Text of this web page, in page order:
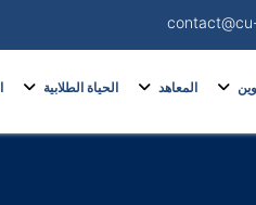
المعاهد الحياة الطلابية